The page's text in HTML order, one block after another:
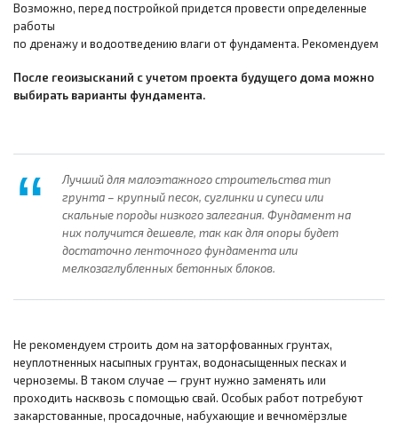
Возможно, перед постройкой придется провести определенные
работы
по дренажу и водоотведению влаги от фундамента. Рекомендуем
После геоизысканий с учетом проекта будущего дома можно
выбирать варианты фундамента.
Лучший для малоэтажного строительства тип
грунта – крупный песок, суглинки и супеси или
скальные породы низкого залегания. Фундамент на
них получится дешевле, так как для опоры будет
достаточно ленточного фундамента или
мелкозаглубленных бетонных блоков.
Не рекомендуем строить дом на заторфованных грунтах,
неуплотненных насыпных грунтах, водонасыщенных песках и
черноземы. В таком случае — грунт нужно заменять или
проходить насквозь с помощью свай. Особых работ потребуют
закарстованные, просадочные, набухающие и вечномёрзлые